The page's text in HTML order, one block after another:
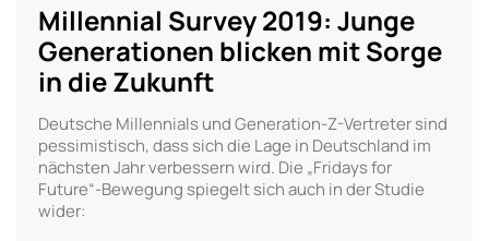
Millennial Survey 2019: Junge
Generationen blicken mit Sorge
in die Zukunft
Deutsche Millennials und Generation-Z-Vertreter sind
pessimistisch, dass sich die Lage in Deutschland im
nächsten Jahr verbessern wird. Die „Fridays for
Future“-Bewegung spiegelt sich auch in der Studie
wider: